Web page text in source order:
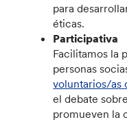
para
éticas.
Participativa
Facilitamos la
personas
voluntarios/as
el debate
promueven la